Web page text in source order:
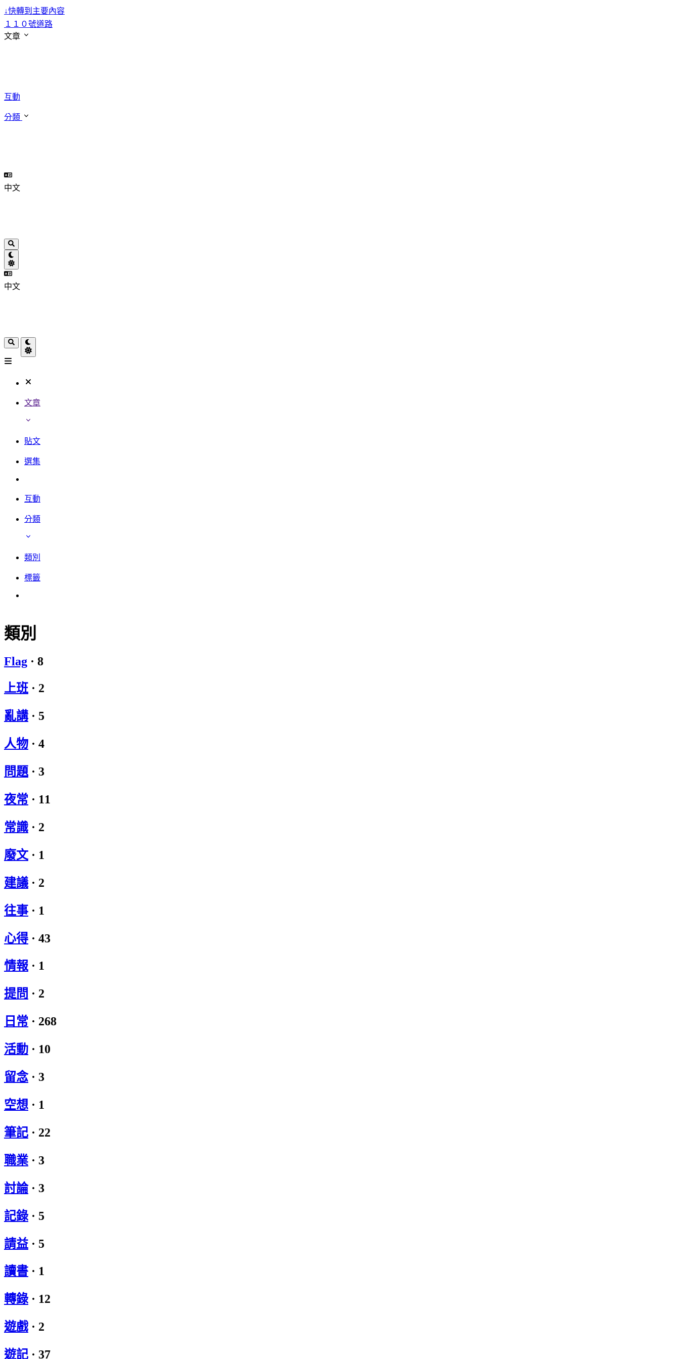
↓快轉到主要內容
１１０號道路
文章
互動
分類
中文
中文
文章
貼文
選集
互動
分類
類別
標籤
類別
Flag · 8
上班 · 2
亂講 · 5
人物 · 4
問題 · 3
夜常 · 11
常識 · 2
廢文 · 1
建議 · 2
往事 · 1
心得 · 43
情報 · 1
提問 · 2
日常 · 268
活動 · 10
留念 · 3
空想 · 1
筆記 · 22
職業 · 3
討論 · 3
記錄 · 5
請益 · 5
讀書 · 1
轉錄 · 12
遊戲 · 2
遊記 · 37